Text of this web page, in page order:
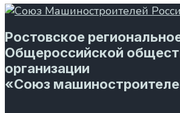
Ростовское
Общероссийской
организации
«Союз